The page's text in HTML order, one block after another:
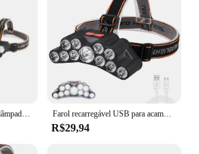
Farol recarregável USB para acampamento ao ar livre, farol 11LED, lâmpada principal poderosa, 1200mAh, lanterna
R$29,94